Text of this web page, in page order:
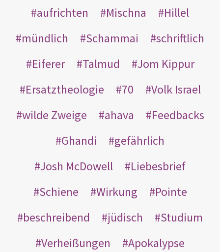
aufrichten Mischna
Hillel
mündlich
Schammai
schriftlich
Eiferer
Talmud
Jom Kippur
Ersatztheologie
70
Volk Israel
wilde Zweige
ahava
Feedbacks
Ghandi
gefährlich
Josh McDowell
Liebesbrief
Schiene
Wirkung
Pointe
beschreibend
jüdisch
Studium
Verheißungen
Apokalypse